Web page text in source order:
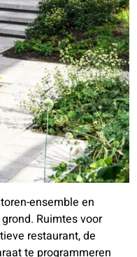
ensemble en
Ruimtes voor
restaurant, de
te programmeren